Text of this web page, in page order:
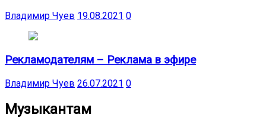
Владимир Чуев 19.08.2021 0
Рекламодателям – Реклама в эфире
Владимир Чуев 26.07.2021 0
Музыкантам